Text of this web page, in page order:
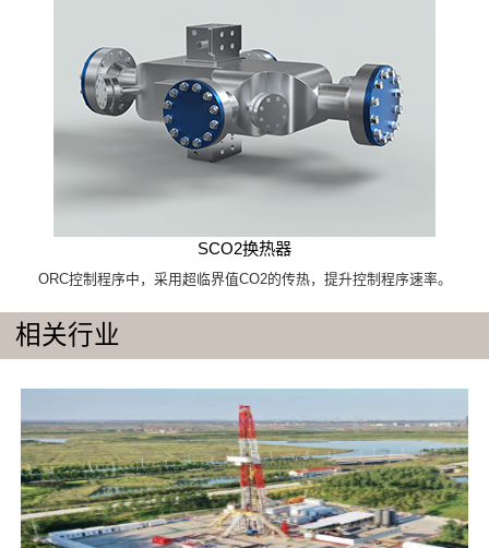
SCO2换热器
ORC控制程序中，采用超临界值CO2的传热，提升控制程序速率。
相关行业